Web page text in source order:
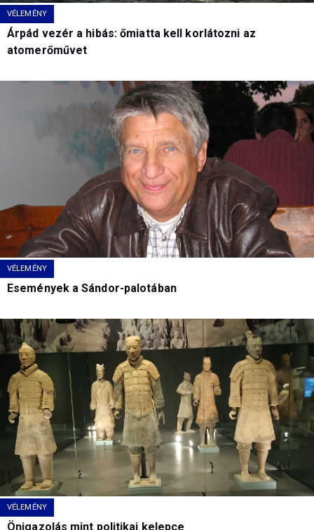
VÉLEMÉNY
Árpád vezér a hibás: őmiatta kell korlátozni az
atomerőművet
VÉLEMÉNY
Események a Sándor-palotában
VÉLEMÉNY
Önigazolás mint politikai kelepce